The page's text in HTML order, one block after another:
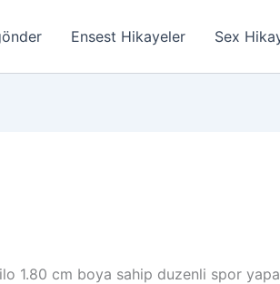
Ensest Hikayeler Sex
1.80 cm boya sahip duzenli spor